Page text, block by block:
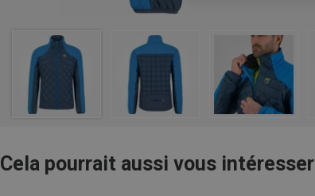
Cela pourrait aussi vous intéresser